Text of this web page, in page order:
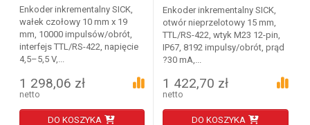
Enkoder inkrementalny SICK,
wałek czołowy 10 mm x 19
mm, 10000 impulsów/obrót,
interfejs TTL/RS-422, napięcie
4,5–5,5 V,...
1 298,06 zł
netto
DO KOSZYKA
Enkoder inkrementalny SICK,
otwór nieprzelotowy 15 mm,
TTL/RS-422, wtyk M23 12-pin,
IP67, 8192 impulsy/obrót, prąd
?30 mA,...
1 422,70 zł
netto
DO KOSZYKA